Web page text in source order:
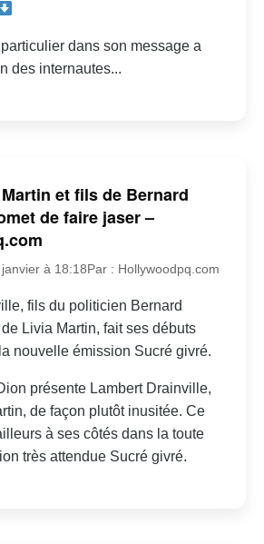
dans son message a
des internautes...
Martin et fils de Bernard
de faire jaser –
à 18:18Par : Hollywoodpq.com
fils du politicien Bernard
Livia Martin, fait ses débuts
nouvelle émission Sucré givré.
présente Lambert Drainville,
de façon plutôt inusitée. Ce
à ses côtés dans la toute
très attendue Sucré givré.